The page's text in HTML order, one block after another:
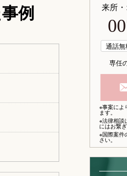
例 来所
通話無
専任
※事案によ
ます。
※法律相談
にはお繋
※国際案件
さい。